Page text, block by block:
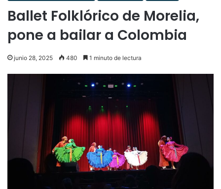
Ballet Folklórico de Morelia,
pone a bailar a Colombia
junio 28, 2025 480 1 minuto de lectura